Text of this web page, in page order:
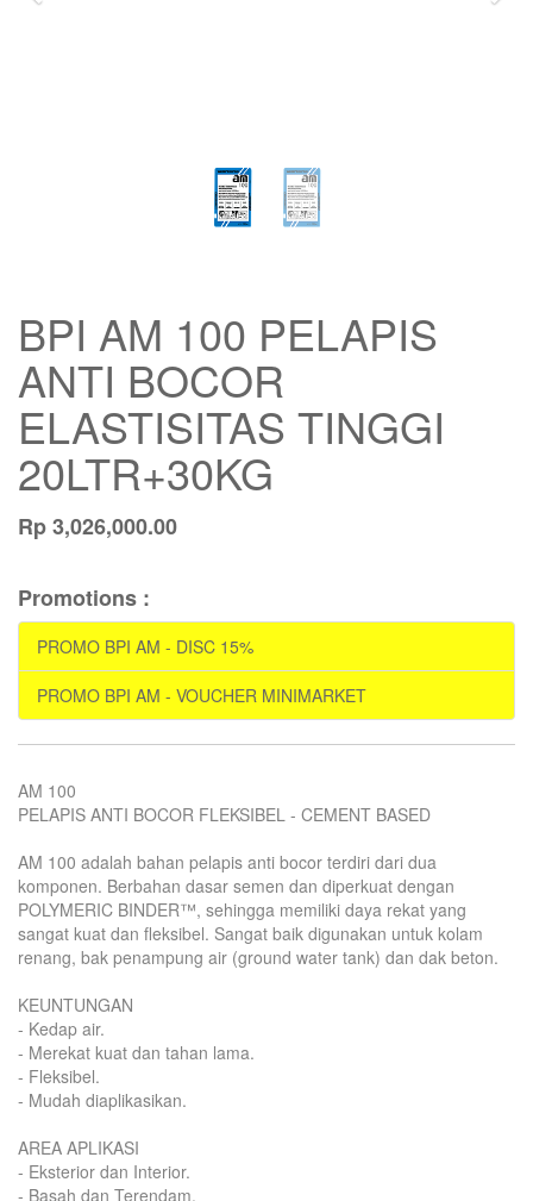
BPI AM 100 PELAPIS
ANTI BOCOR
ELASTISITAS TINGGI
20LTR+30KG
Rp3,026,000.00
Promotions :
PROMO BPI AM - DISC 15%
PROMO BPI AM - VOUCHER MINIMARKET
AM 100
PELAPIS ANTI BOCOR FLEKSIBEL - CEMENT BASED
AM 100 adalah bahan pelapis anti bocor terdiri dari dua
komponen. Berbahan dasar semen dan diperkuat dengan
POLYMERIC BINDER™, sehingga memiliki daya rekat yang
sangat kuat dan fleksibel. Sangat baik digunakan untuk kolam
renang, bak penampung air (ground water tank) dan dak beton.
KEUNTUNGAN
- Kedap air.
- Merekat kuat dan tahan lama.
- Fleksibel.
- Mudah diaplikasikan.
AREA APLIKASI
- Eksterior dan Interior.
- Basah dan Terendam.